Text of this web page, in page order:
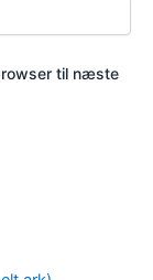
til næste